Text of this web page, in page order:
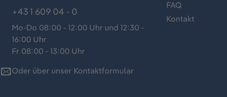
+43 1 609 04 - 0
Mo-Do 08:00 - 12:00 Uhr und 12:30 -
16:00 Uhr
Fr 08:00 - 13:00 Uhr
Oder über unser Kontaktformular
FAQ
Kontakt